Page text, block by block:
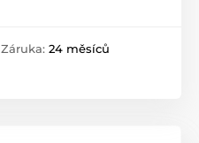
Záruka: 24 měsíců